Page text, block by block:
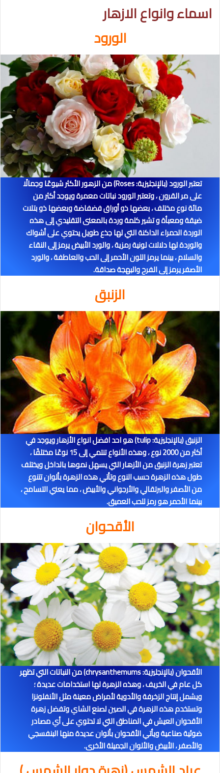
اسماء وانواع الازهار
الورود
تعتبر الورود (بالإنجليزية: Roses) من الزهور الأكثر شيوعًا وجمالًا
على مر القرون ، وتعتبر الورود نباتات معمرة ويوجد أكثر من
مائة نوع مختلف ، بعضها ذو أوراق فضفاضة وبعضها ذو بتلات
ضيقة ومعبأة و تشير كلمة وردة بالمعنى التقليدي إلى هذه
الوردة الحمراء الداكنة التي لها جذع طويل يحتوي على أشواك
والوردة لها دلالات لونية رمزية ، والورد الأبيض يرمز إلى النقاء
والسلام ، بينما يرمز اللون الأحمر إلى الحب والعاطفة ، والورد
الأصفر يرمز إلى الفرح والبهجة صداقة.
الزنبق
الزنبق (بالإنجليزية: tulip) هو احد افضل انواع الأزهار ويوجد في
أكثر من 2000 نوع ، وهذه الأنواع تنتمي إلى 15 نوعًا مختلفًا ،
تعتبر زهرة الزنبق من الأزهار التي يسهل نموها بالداخل ويختلف
طول هذه الزهرة حسب النوع وتأتي هذه الزهرة بألوان تتنوع
من الأصفر والبرتقالي والأرجواني والأبيض ، مما يعني التسامح ،
بينما الأحمر هو رمز للحب العميق.
الأقحوان
الأقحوان (بالإنجليزية: chrysanthemums) من النباتات التي تظهر
كل عام في الخريف ، وهذه الزهرة لها استخدامات عديدة ؛
ويشمل إنتاج الزخرفة والأدوية لأمراض معينة مثل الأنفلونزا
وتستخدم هذه الزهرة في الصين لصنع الشاي وتفضل زهرة
الأقحوان العيش في المناطق التي لا تحتوي على أي مصادر
ضوئية صناعية ويأتي الأقحوان بألوان عديدة منها البنفسجي
والأصفر ، الأبيض والألوان الجميلة الأخرى.